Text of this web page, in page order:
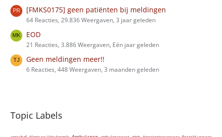
[FMKS0175] geen patiënten bij meldingen
64 Reacties, 29.836 Weergaven, 3 jaar geleden
EOD
21 Reacties, 3.886 Weergaven, Eén jaar geleden
Geen meldingen meer!!
6 Reacties, 448 Weergaven, 3 maanden geleden
Topic Labels